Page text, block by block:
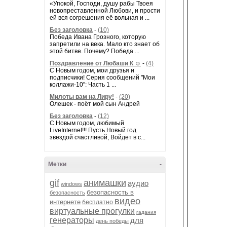
«Упокой, Господи, душу рабы Твоея
новопреставленной Любови, и прости
ей вся согрешения её вольная и ...
Без заголовка - (10)
Победа Ивана Грозного, которую
запретили на века. Мало кто знает об
этой битве. Почему? Победа ...
Поздравление от Любаши К ☺ - (4)
С Новым годом, мои друзья и
подписчики! Серия сообщений "Мои
коллажи-10": Часть 1 ...
Милоты вам на Лиру! - (20)
Олешек - поёт мой сын Андрей
Без заголовка - (12)
С Новым годом, любимый
LiveInternet!!! Пусть Новый год
звездой счастливой, Войдет в с...
-
Метки
gif windows анимашки аудио
безопасность безопасность в
интернете бесплатно видео
виртуальные прогулки гадания
генераторы день победы для